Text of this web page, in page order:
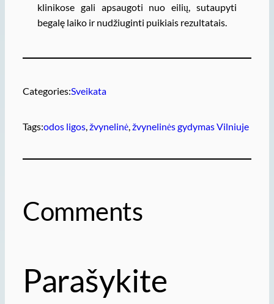
klinikose gali apsaugoti nuo eilių, sutaupyti
begalę laiko ir nudžiuginti puikiais rezultatais.
Categories:Sveikata
Tags:odos ligos, žvynelinė, žvynelinės gydymas Vilniuje
Comments
Parašykite